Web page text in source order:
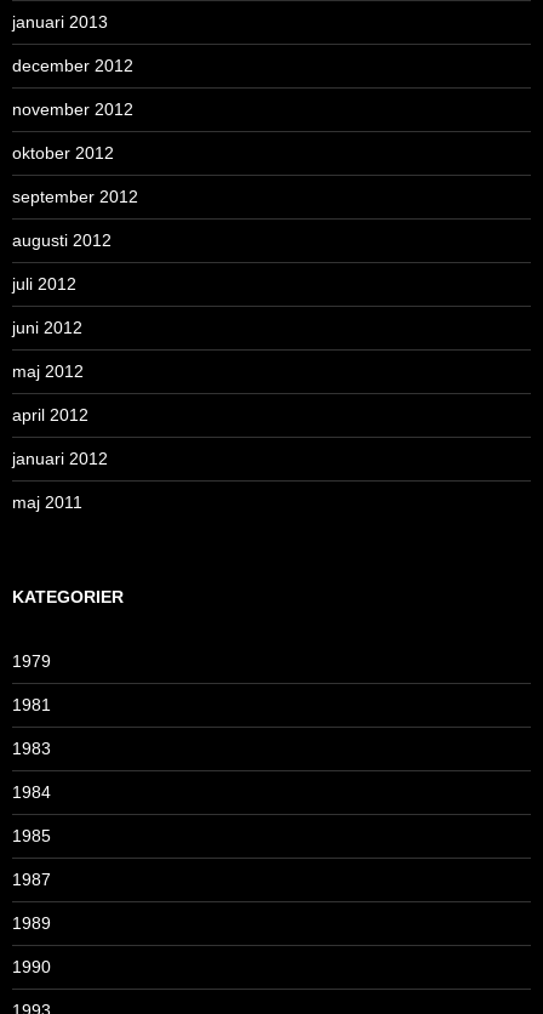
januari 2013
december 2012
november 2012
oktober 2012
september 2012
augusti 2012
juli 2012
juni 2012
maj 2012
april 2012
januari 2012
maj 2011
KATEGORIER
1979
1981
1983
1984
1985
1987
1989
1990